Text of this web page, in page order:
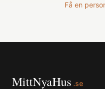
Få en
MittNyaHus .se